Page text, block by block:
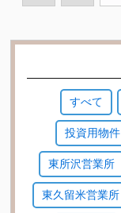
すべて
投資用物件
東所沢営業所
東久留米営業所